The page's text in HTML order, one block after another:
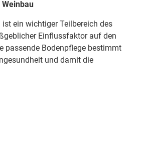
ein wichtiger Teilbereich des
Einflussfaktor auf den
passende Bodenpflege bestimmt
und damit die